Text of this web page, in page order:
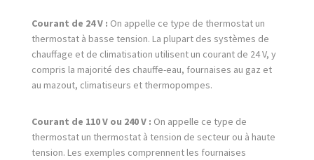
Courant de 24 V : On appelle ce type de thermostat un
thermostat à basse tension. La plupart des systèmes de
chauffage et de climatisation utilisent un courant de 24 V, y
compris la majorité des chauffe-eau, fournaises au gaz et
au mazout, climatiseurs et thermopompes.
Courant de 110 V ou 240 V : On appelle ce type de
thermostat un thermostat à tension de secteur ou à haute
tension. Les exemples comprennent les fournaises